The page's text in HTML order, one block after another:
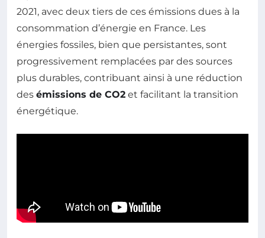
2021, avec deux tiers de ces émissions dues à la
consommation d’énergie en France. Les
énergies fossiles, bien que persistantes, sont
progressivement remplacées par des sources
plus durables, contribuant ainsi à une réduction
des émissions de CO2 et facilitant la transition
énergétique.